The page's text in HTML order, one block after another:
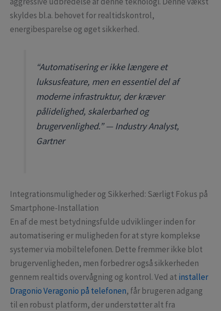
skyldes bl.a. behovet for realtidskontrol,
energibesparelse og øget sikkerhed.
“Automatisering er ikke længere et
luksusfeature, men en essentiel del af
moderne infrastruktur, der kræver
pålidelighed, skalerbarhed og
brugervenlighed.” — Industry Analyst,
Gartner
Integrationsmuligheder og Sikkerhed: Særligt Fokus på
Smartphone-Installation
En af de mest betydningsfulde udviklinger inden for
automatisering er muligheden for at styre komplekse
systemer via mobiltelefonen. Dette fremmer ikke blot
brugervenligheden, men forbedrer også sikkerheden
gennem realtids overvågning og kontrol. Ved at installer
Dragonio Veragonio på telefonen, får brugeren adgang
til en robust platform, der understøtter alt fra